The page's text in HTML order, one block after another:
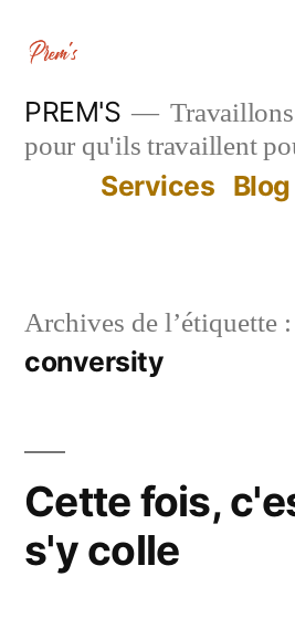
contenu
PREM'S
pour qu'ils travaillent
Services Blog
Archives de l’étiquette :
conversity
Cette fois,
s'y colle